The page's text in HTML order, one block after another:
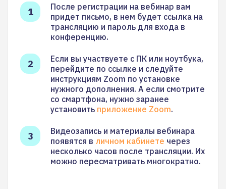
После регистрации на вебинар вам
придет письмо, в нем будет ссылка на
трансляцию и пароль для входа в
конференцию.
Если вы участвуете с ПК или ноутбука,
перейдите по ссылке и следуйте
инструкциям Zoom по установке
нужного дополнения. А если смотрите
со смартфона, нужно заранее
установить приложение Zoom.
Видеозапись и материалы вебинара
появятся в личном кабинете через
несколько часов после трансляции. Их
можно пересматривать многократно.